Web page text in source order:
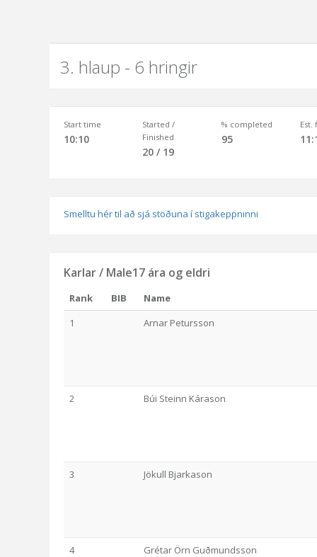
3. hlaup - 6 hringir
Start time
10:10
Started /
Finished
20 / 19
% completed
95
Est.
Smelltu hér til að sjá stöðuna í stigakeppninni
Karlar / Male17 ára og eldri
Rank BIB
Name
1
Arnar Petursson
2 Búi Steinn Kárason
3 Jökull Bjarkason
4 Grétar Örn Guðmundsson